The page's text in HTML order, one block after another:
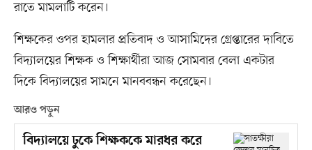
রাতে মামলাটি করেন।
শিক্ষকের ওপর হামলার প্রতিবাদ ও আসামিদের গ্রেপ্তারের দাবিতে
বিদ্যালয়ের শিক্ষক ও শিক্ষার্থীরা আজ সোমবার বেলা একটার
দিকে বিদ্যালয়ের সামনে মানববন্ধন করেছেন।
আরও পড়ুন
বিদ্যালয়ে ঢুকে শিক্ষককে মারধর করে